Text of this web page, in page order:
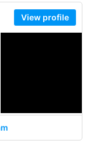
View profile